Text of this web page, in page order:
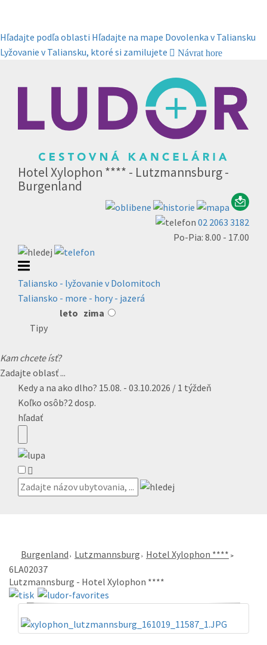
Hľadajte podľa oblasti Hľadajte na mape Dovolenka v Taliansku
Lyžovanie v Taliansku, ktoré si zamilujete
Návrat hore
Hotel Xylophon **** - Lutzmannsburg -
Burgenland
02 2063 3182
Po-Pia: 8.00 - 17.00
Taliansko - lyžovanie v Dolomitoch
Taliansko - more - hory - jazerá
leto zima
Tipy
Kam chcete ísť?
Zadajte oblasť ...
Kedy a na ako dlho? 15.08. - 03.10.2026 / 1 týždeň
Koľko osôb?2 dosp.
hľadať
Burgenland Lutzmannsburg Hotel Xylophon ****
6LA02037
Lutzmannsburg - Hotel Xylophon ****